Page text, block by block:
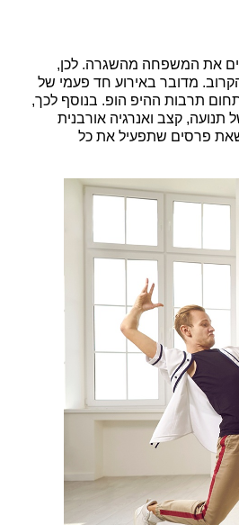
את המשפחה מהשגרה. לכן,
מדובר באירוע חד פעמי של
תרבות ההיפ הופ. בנוסף לכך,
קצב ואנרגיה אורבנית
פרסים שתפעיל את כל